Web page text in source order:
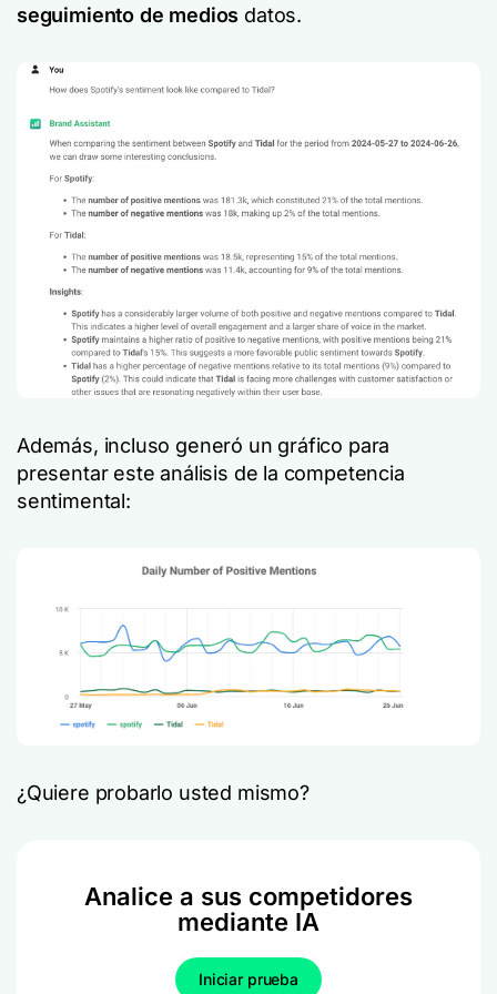
seguimiento de medios datos.
Además, incluso generó un gráfico para
presentar este análisis de la competencia
sentimental:
¿Quiere probarlo usted mismo?
Analice a sus competidores
mediante IA
Iniciar prueba